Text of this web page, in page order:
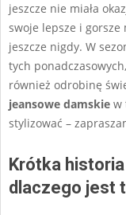
jeszcze nie miała
swoje lepsze i gorsze
jeszcze nigdy. W
tych
również odrobinę
jeansowe damskie w
stylizować –
Krótka
dlaczego jest